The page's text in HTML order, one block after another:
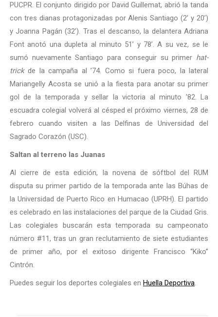
PUCPR. El conjunto dirigido por David Guillemat, abrió la tanda
con tres dianas protagonizadas por Alenis Santiago (2’ y 20’)
y Joanna Pagán (32’). Tras el descanso, la delantera Adriana
Font anotó una dupleta al minuto 51’ y 78’. A su vez, se le
sumó nuevamente Santiago para conseguir su primer hat-
trickde la campaña al ’74. Como si fuera poco, la lateral
Mariangelly Acosta se unió a la fiesta para anotar su primer
gol de la temporada y sellar la victoria al minuto ’82. La
escuadra colegial volverá al césped el próximo viernes, 28 de
febrero cuando visiten a las Delfinas de Universidad del
Sagrado Corazón (USC).
Saltan al terreno las Juanas
Al cierre de esta edición, la novena de sóftbol del RUM
disputa su primer partido de la temporada ante las Búhas de
la Universidad de Puerto Rico en Humacao (UPRH). El partido
es celebrado en las instalaciones del parque de la Ciudad Gris.
Las colegiales buscarán esta temporada su campeonato
número #11, tras un gran reclutamiento de siete estudiantes
de primer año, por el exitoso dirigente Francisco “Kiko”
Cintrón.
Puedes seguir los deportes colegiales en Huella Deportiva.